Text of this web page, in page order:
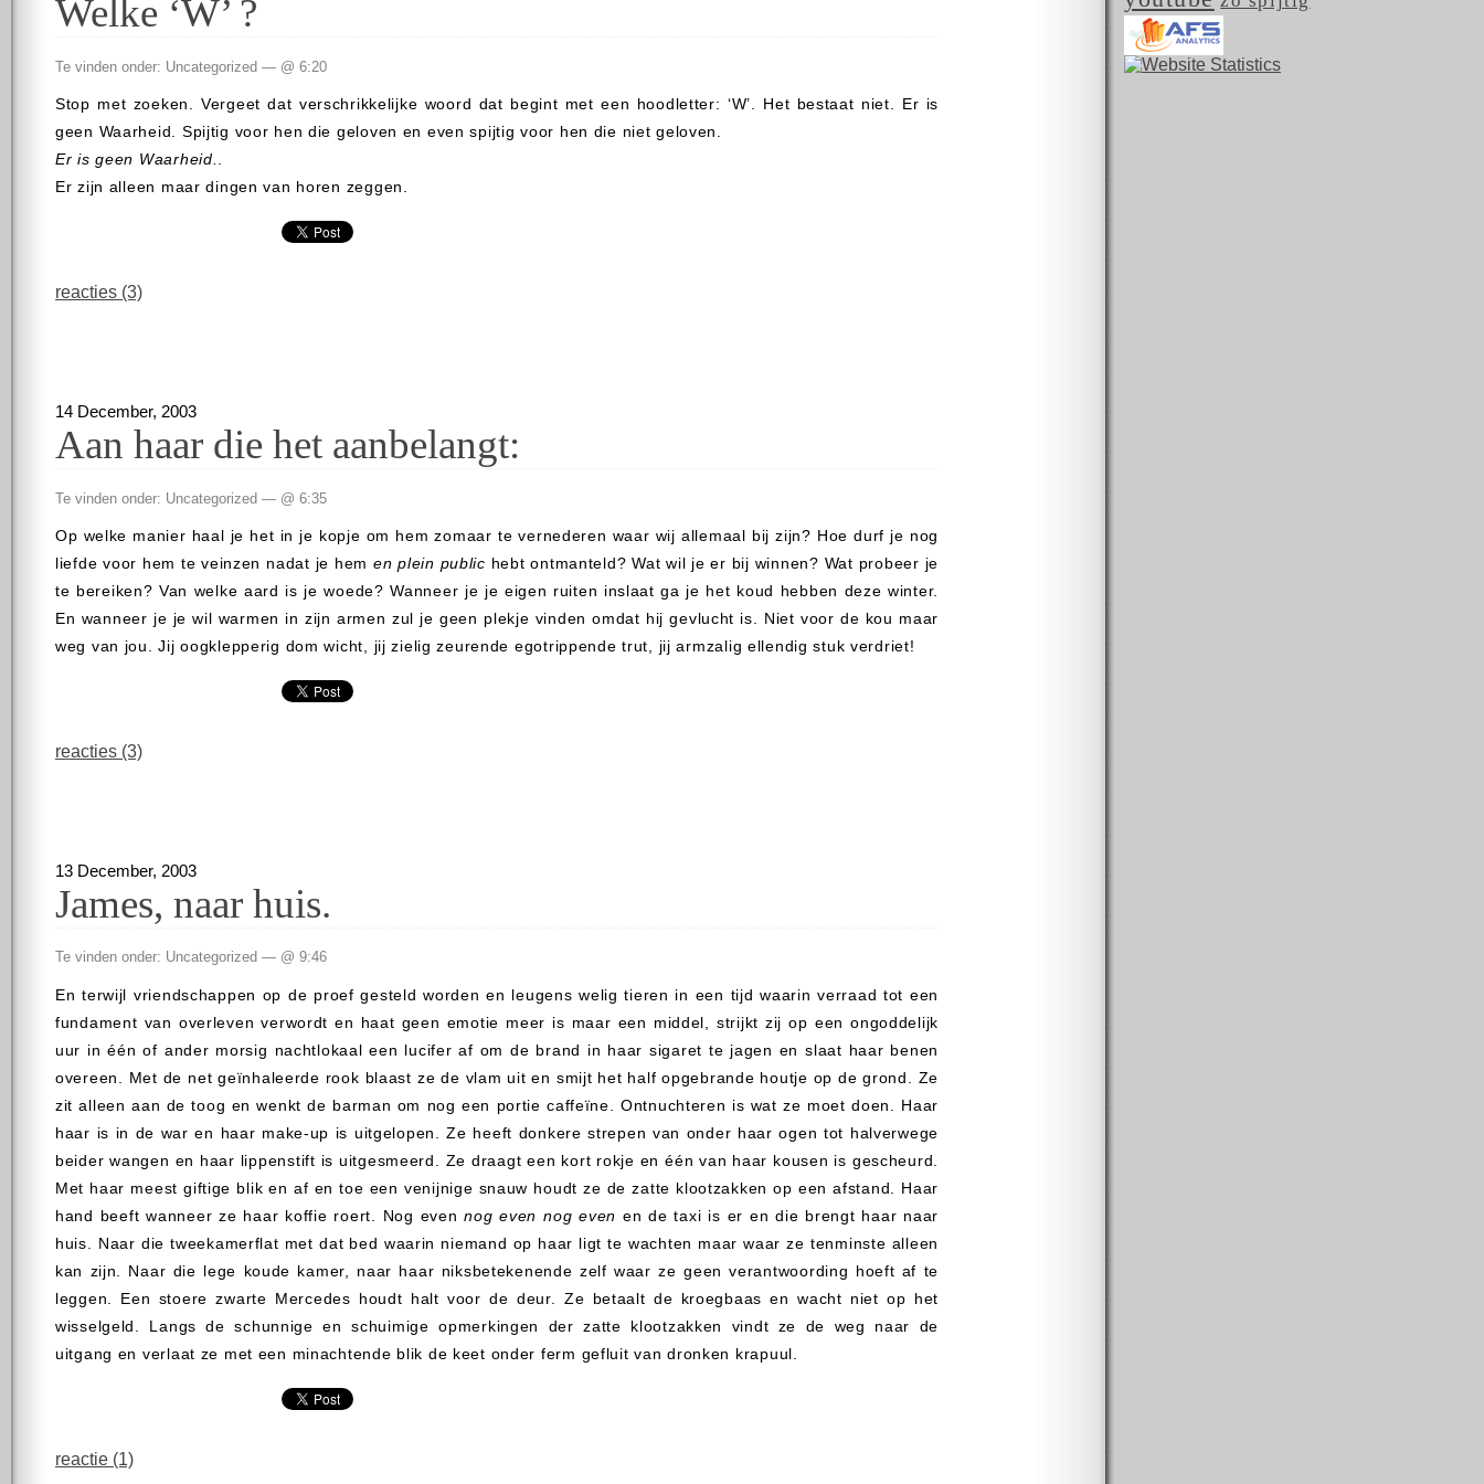
Welke ‘W’ ?
Te vinden onder: Uncategorized — @ 6:20
Stop met zoeken. Vergeet dat verschrikkelijke woord dat begint met een hoodletter: ‘W’. Het bestaat niet. Er is
geen Waarheid. Spijtig voor hen die geloven en even spijtig voor hen die niet geloven.
Er is geen Waarheid.
Er zijn alleen maar dingen van horen zeggen.
reacties (3)
14 December, 2003
Aan haar die het aanbelangt:
Te vinden onder: Uncategorized — @ 6:35
Op welke manier haal je het in je kopje om hem zomaar te vernederen waar wij allemaal bij zijn? Hoe durf je nog
liefde voor hem te veinzen nadat je hem en plein public hebt ontmanteld? Wat wil je er bij winnen? Wat probeer je
te bereiken? Van welke aard is je woede? Wanneer je je eigen ruiten inslaat ga je het koud hebben deze winter.
En wanneer je je wil warmen in zijn armen zul je geen plekje vinden omdat hij gevlucht is. Niet voor de kou maar
weg van jou. Jij oogklepperig dom wicht, jij zielig zeurende egotrippende trut, jij armzalig ellendig stuk verdriet!
reacties (3)
13 December, 2003
James, naar huis.
Te vinden onder: Uncategorized — @ 9:46
En terwijl vriendschappen op de proef gesteld worden en leugens welig tieren in een tijd waarin verraad tot een
fundament van overleven verwordt en haat geen emotie meer is maar een middel, strijkt zij op een ongoddelijk
uur in één of ander morsig nachtlokaal een lucifer af om de brand in haar sigaret te jagen en slaat haar benen
overeen. Met de net geïnhaleerde rook blaast ze de vlam uit en smijt het half opgebrande houtje op de grond. Ze
zit alleen aan de toog en wenkt de barman om nog een portie caffeïne. Ontnuchteren is wat ze moet doen. Haar
haar is in de war en haar make-up is uitgelopen. Ze heeft donkere strepen van onder haar ogen tot halverwege
beider wangen en haar lippenstift is uitgesmeerd. Ze draagt een kort rokje en één van haar kousen is gescheurd.
Met haar meest giftige blik en af en toe een venijnige snauw houdt ze de zatte klootzakken op een afstand. Haar
hand beeft wanneer ze haar koffie roert. Nog evennog even nog even en de taxi is er en die brengt haar naar
huis. Naar die tweekamerflat met dat bed waarin niemand op haar ligt te wachten maar waar ze tenminste alleen
kan zijn. Naar die lege koude kamer, naar haar niksbetekenende zelf waar ze geen verantwoording hoeft af te
leggen. Een stoere zwarte Mercedes houdt halt voor de deur. Ze betaalt de kroegbaas en wacht niet op het
wisselgeld. Langs de schunnige en schuimige opmerkingen der zatte klootzakken vindt ze de weg naar de
uitgang en verlaat ze met een minachtende blik de keet onder ferm gefluit van dronken krapuul.
reactie (1)